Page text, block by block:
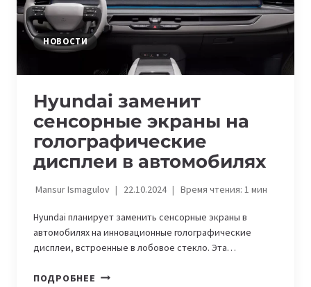
НОВОСТИ
Hyundai заменит
сенсорные экраны на
голографические
дисплеи в автомобилях
Mansur Ismagulov 22.10.2024 Время чтения: 1мин
Hyundai планирует заменить сенсорные экраны в
автомобилях на инновационные голографические
дисплеи, встроенные в лобовое стекло. Эта…
ПОДРОБНЕЕ HYUNDAI